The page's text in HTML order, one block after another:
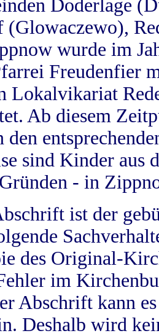
Doderlage
wurde im
Freudenfier
Lokalvikariat
Ab diesem
den
sind Kinder aus
- in
ist der
des Original-
im
Abschrift kann
Deshalb wird